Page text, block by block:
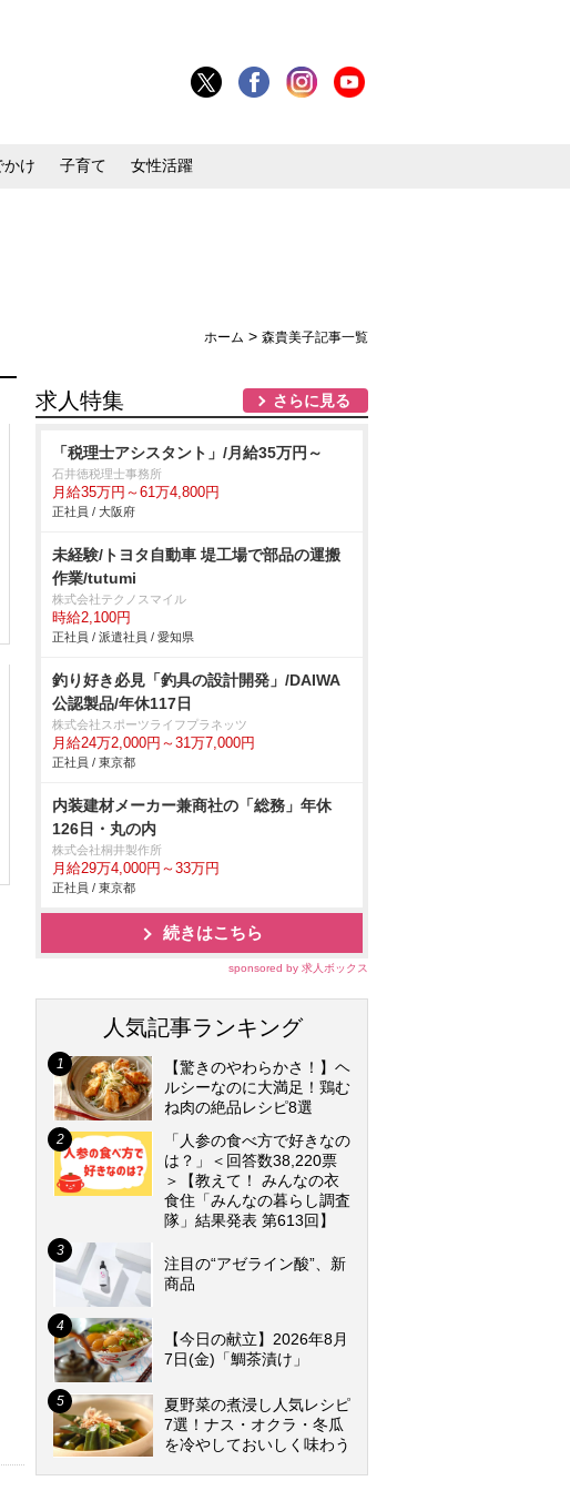
かけ 子育て 女性活躍
ホーム > 森貴美子記事一覧
求人特集 さらに見る
「税理士アシスタント」/月給35万円～
石井徳税理士事務所
月給35万円～61万4,800円
正社員 / 大阪府
未経験/トヨタ自動車 堤工場で部品の運搬
作業/tutumi
株式会社テクノスマイル
時給2,100円
正社員 / 派遣社員 / 愛知県
釣り好き必見「釣具の設計開発」/DAIWA
公認製品/年休117日
株式会社スポーツライフプラネッツ
月給24万2,000円～31万7,000円
正社員 / 東京都
内装建材メーカー兼商社の「総務」年休
126日・丸の内
株式会社桐井製作所
月給29万4,000円～33万円
正社員 / 東京都
続きはこちら
sponsored by 求人ボックス
人気記事ランキング
【驚きのやわらかさ！】ヘ
ルシーなのに大満足！鶏む
ね肉の絶品レシピ8選
「人参の食べ方で好きなの
は？」＜回答数38,220票
＞【教えて！ みんなの衣
食住「みんなの暮らし調査
隊」結果発表 第613回】
注目の“アゼライン酸”、新
商品
【今日の献立】2026年8月
7日(金)「鯛茶漬け」
夏野菜の煮浸し人気レシピ
7選！ナス・オクラ・冬瓜
を冷やしておいしく味わう